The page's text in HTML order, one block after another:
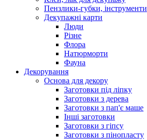
Пензлики-губки, інструменти
Декупажні карти
Люди
Різне
Флора
Натюрморти
Фауна
Декорування
Основа для декору
Заготовки під ліпку
Заготовки з дерева
Заготовки з пап'є маше
Інші заготовки
Заготовки з гіпсу
Заготовки з пінопласту